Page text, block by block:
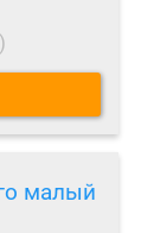
)
малый